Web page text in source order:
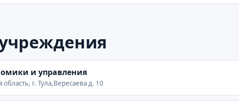
и управления
область, г. Тула,Вересаева д. 10